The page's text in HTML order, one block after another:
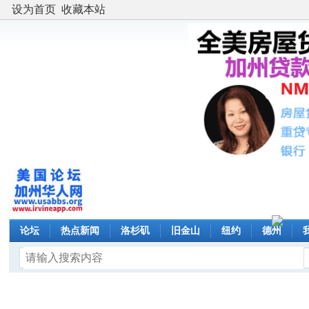
设为首页 收藏本站
论坛 热点新闻 洛杉矶 旧金山 纽约 德州